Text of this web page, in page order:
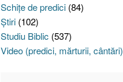
Schiţe de predici(84)
Ştiri(102)
Studiu Biblic (537)
Video (predici, mărturii, cântări)